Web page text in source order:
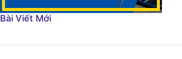
Bài Viết Mới